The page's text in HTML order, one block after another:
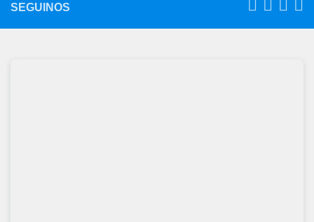
SEGUINOS